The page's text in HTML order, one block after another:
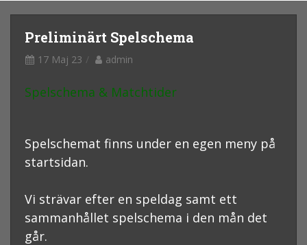
Preliminärt Spelschema
17 Maj 23 admin
Spelschema & Matchtider
Spelschemat finns under en egen meny på
startsidan.
Vi strävar efter en speldag samt ett
sammanhållet spelschema i den mån det
går.